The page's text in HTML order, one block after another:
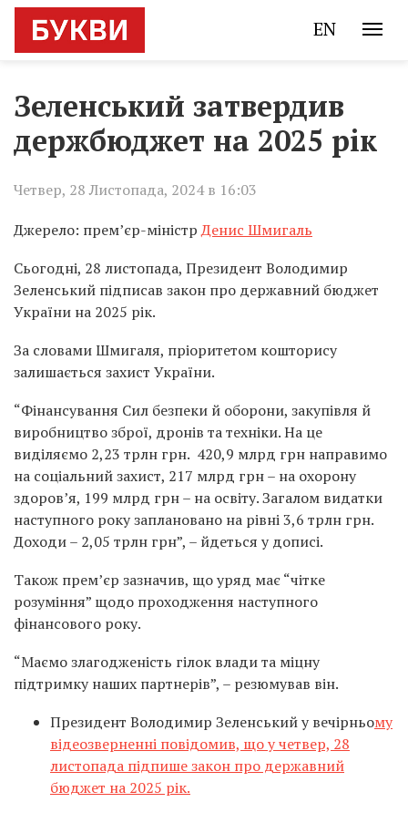
EN
Зеленський затвердив
держбюджет на 2025 рік
Четвер, 28 Листопада, 2024 в 16:03
Джерело: прем’єр-міністрДенис Шмигаль
Сьогодні, 28 листопада, Президент Володимир
Зеленський підписав закон про державний бюджет
України на 2025 рік.
За словами Шмигаля, пріоритетом кошторису
залишається захист України.
“Фінансування Сил безпеки й оборони, закупівля й
виробництво зброї, дронів та техніки. На це
виділяємо 2,23 трлн грн. 420,9 млрд грн направимо
на соціальний захист, 217 млрд грн – на охорону
здоров’я, 199 млрд грн – на освіту. Загалом видатки
наступного року заплановано на рівні 3,6 трлн грн.
Доходи – 2,05 трлн грн”, – йдеться у дописі.
Також прем’єр зазначив, що уряд має “чітке
розуміння” щодо проходження наступного
фінансового року.
“Маємо злагодженість гілок влади та міцну
підтримку наших партнерів”, – резюмував він.
Президент Володимир Зеленський у вечірньому
відеозверненні повідомив, що у четвер, 28
листопада підпише закон про державний
бюджет на 2025 рік.